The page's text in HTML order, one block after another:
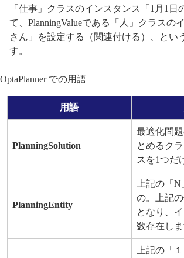
「仕事」クラスのインスタンス「1月1日
て、PlanningValueである「人」クラスの
さん」を設定する（関連付ける）、とい
す。
OptaPlanner での用語
用語
PlanningSolution
最適化問
とめるク
スを1つだ
PlanningEntity
上記の「
の。上記の
となり、
数存在しま
上記の「